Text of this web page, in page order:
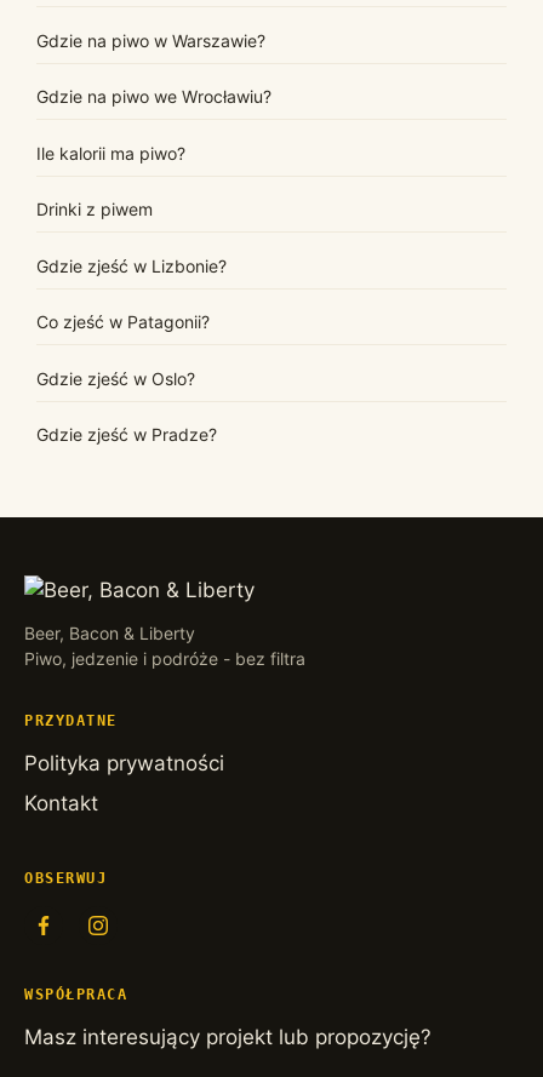
Gdzie na piwo w Warszawie?
Gdzie na piwo we Wrocławiu?
Ile kalorii ma piwo?
Drinki z piwem
Gdzie zjeść w Lizbonie?
Co zjeść w Patagonii?
Gdzie zjeść w Oslo?
Gdzie zjeść w Pradze?
Beer, Bacon & Liberty
Piwo, jedzenie i podróże - bez filtra
PRZYDATNE
Polityka prywatności
Kontakt
OBSERWUJ
WSPÓŁPRACA
Masz interesujący projekt lub propozycję?